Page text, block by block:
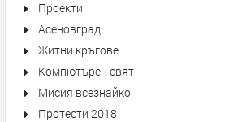
Проекти
Асеновград
Житни кръгове
Компютърен свят
Мисия всезнайко
Протести 2018